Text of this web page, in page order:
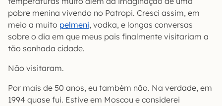
pobre menina vivendo no Patropi. Cresci assim, em
meio a muito pelmeni, vodka, e longas conversas
sobre o dia em que meus pais finalmente visitariam a
tão sonhada cidade.
Não visitaram.
Por mais de 50 anos, eu também não. Na verdade, em
1994 quase fui. Estive em Moscou e considerei